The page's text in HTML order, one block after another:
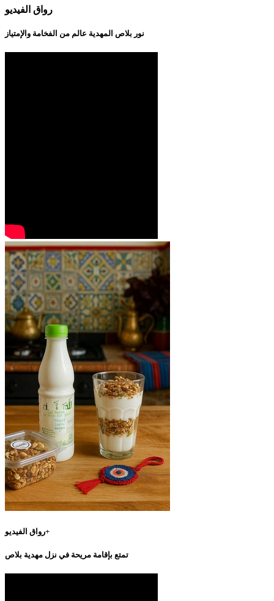
رواق الفيديو
نور بلاص المهدية عالم من الفخامة والإمتياز
رواق الفيديو+
تمتع بإقامة مريحة في نزل مهدية بلاص